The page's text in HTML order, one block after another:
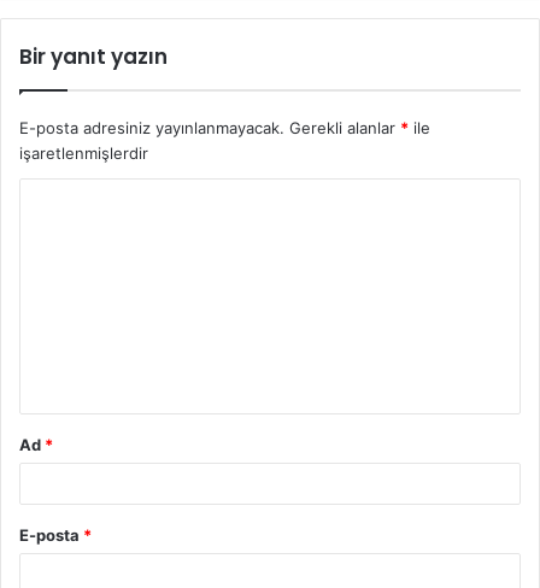
Bir yanıt yazın
E-posta adresiniz yayınlanmayacak. Gerekli alanlar * ile
işaretlenmişlerdir
Ad *
E-posta *